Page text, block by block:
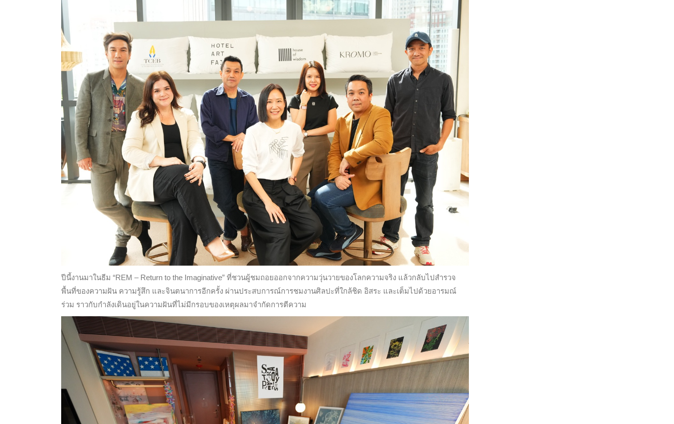
ปีนี้งานมาในธีม “REM – Return to the Imaginative” ที่ชวนผู้ชมถอยออกจากความวุ่นวายของโลกความจริง แล้วกลับไปสำรวจ
พื้นที่ของความฝัน ความรู้สึก และจินตนาการอีกครั้ง ผ่านประสบการณ์การชมงานศิลปะที่ใกล้ชิด อิสระ และเต็มไปด้วยอารมณ์
ร่วม ราวกับกำลังเดินอยู่ในความฝันที่ไม่มีกรอบของเหตุผลมาจำกัดการตีความ